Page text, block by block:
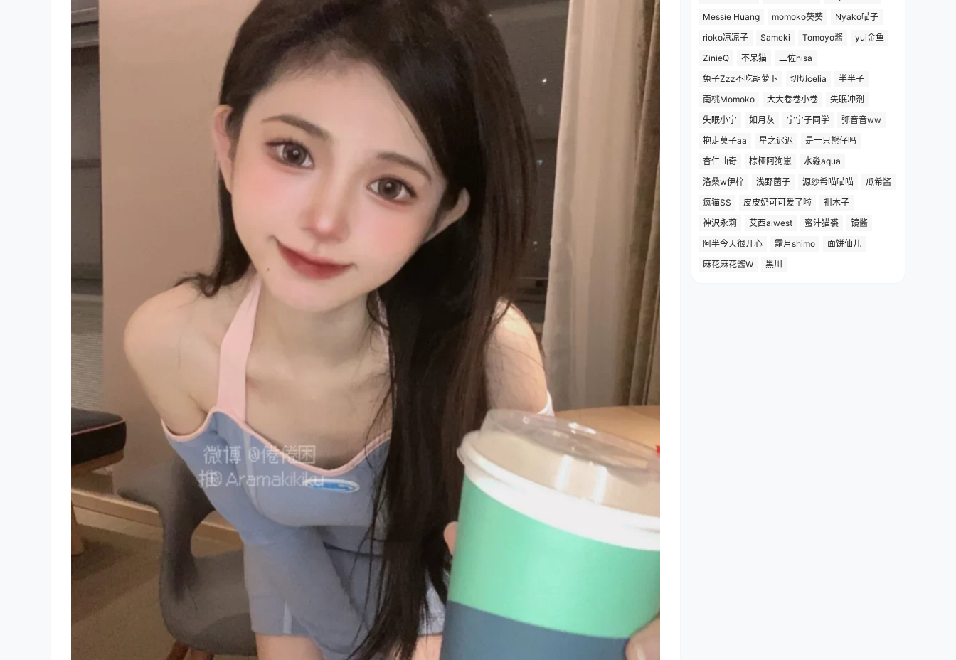
Messie Huang
momoko葵葵
Nyako喵子
rioko凉凉子
Sameki Tomoyo酱
yui金鱼
ZinieQ
不呆猫
二佐nisa
兔子Zzz不吃胡萝卜
切切celia
半半子
南桃Momoko
大大卷卷小卷
失眠冲剂
失眠小宁
如月灰 宁宁子同学
弥音音ww
抱走莫子aa
星之迟迟
是一只熊仔吗
杏仁曲奇
棕桠阿狗崽
水淼aqua
洛桑w伊梓
浅野菌子 源纱希喵喵喵
瓜希酱
疯猫SS
皮皮奶可可爱了啦
祖木子
神沢永莉
艾西aiwest 蜜汁猫裘
镜酱
阿半今天很开心
霜月shimo
面饼仙儿
麻花麻花酱W
黑川